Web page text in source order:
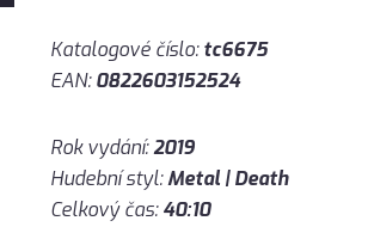
Katalogové číslo:tc6675
EAN:0822603152524
Rok vydání:2019
Hudební styl:Metal | Death
Celkový čas:40:10